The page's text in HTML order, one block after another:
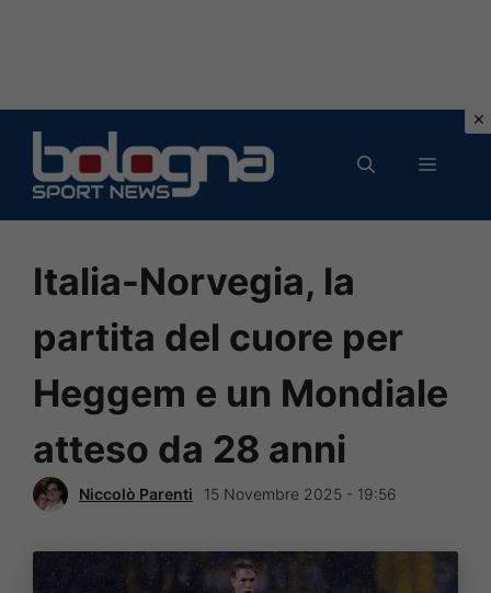
contenuto
MENU
Italia-Norvegia, la
partita del cuore per
Heggem e un Mondiale
atteso da 28 anni
Niccolò Parenti 15 Novembre 2025 - 19:56